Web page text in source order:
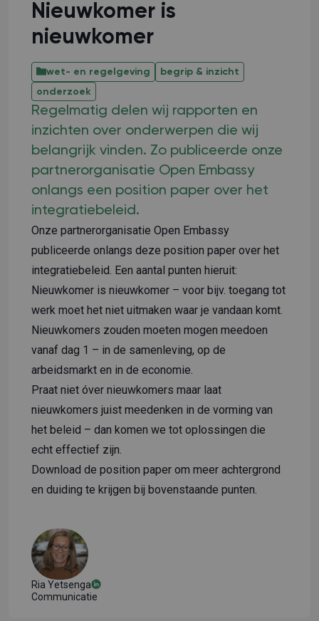
Nieuwkomer is
nieuwkomer
wet- en regelgeving
begrip & inzicht
onderzoek
Regelmatig delen wij rapporten en
inzichten over onderwerpen die wij
belangrijk vinden. Zo publiceerde onze
partnerorganisatie Open Embassy
onlangs een position paper over het
integratiebeleid.
Onze partnerorganisatie Open Embassy
publiceerde onlangs deze position paper over het
integratiebeleid. Een aantal punten hieruit:
Nieuwkomer is nieuwkomer – voor bijv. toegang tot
werk moet het niet uitmaken waar je vandaan komt.
Nieuwkomers zouden moeten mogen meedoen
vanaf dag 1 – in de samenleving, op de
arbeidsmarkt en in de economie.
Praat niet óver nieuwkomers maar laat
nieuwkomers juist meedenken in de vorming van
het beleid – dan komen we tot oplossingen die
echt effectief zijn.
Download de position paper om meer achtergrond
en duiding te krijgen bij bovenstaande punten.
Ria Yetsenga
Communicatie